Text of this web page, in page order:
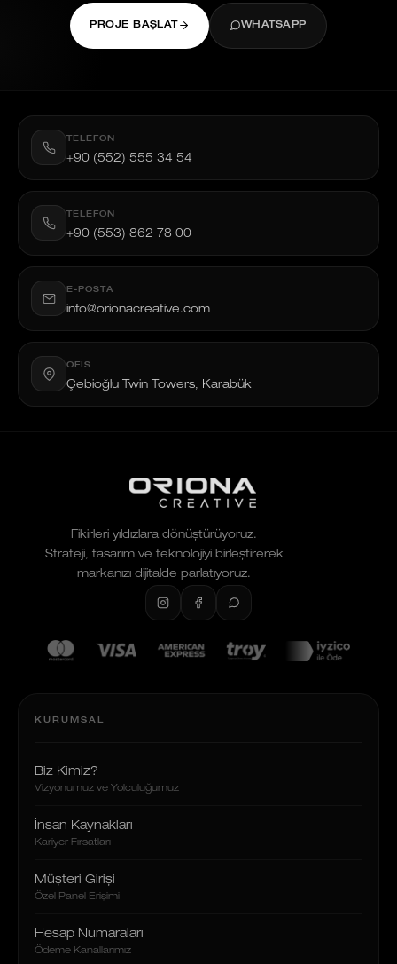
PROJE BAŞLAT WHATSAPP
TELEFON
+90 (552) 555 34 54
TELEFON
+90 (553) 862 78 00
E-POSTA
info@orionacreative.com
OFIS
Çebioğlu Twin Towers, Karabük
Fikirleri yıldızlara dönüştürüyoruz.
Strateji, tasarım ve teknolojiyi birleştirerek
markanızı dijitalde parlatıyoruz.
KURUMSAL
Biz Kimiz?
Vizyonumuz ve Yolculuğumuz
İnsan Kaynakları
Kariyer Fırsatları
Müşteri Girişi
Özel Panel Erişimi
Hesap Numaraları
Ödeme Kanallarımız